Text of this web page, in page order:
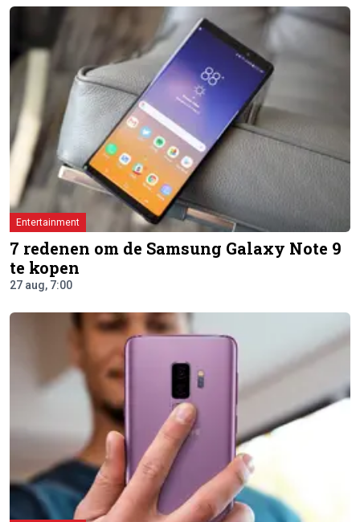
Entertainment
7 redenen om de Samsung Galaxy Note 9
te kopen
27 aug, 7:00